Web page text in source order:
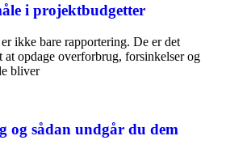
i projektbudgetter
ikke bare rapportering. De er det
at opdage overforbrug, forsinkelser og
bliver
og sådan undgår du dem